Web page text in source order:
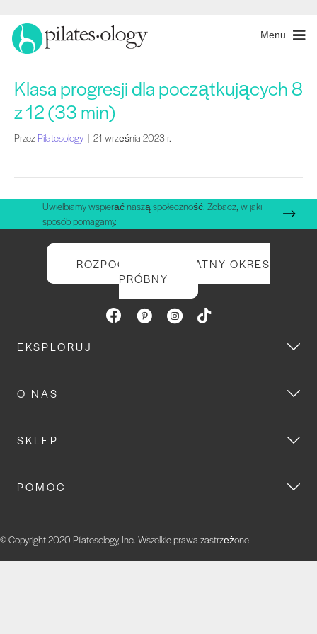
Menu
Klasa progresji dla początkujących 8
z 12 (33 min)
Przez Pilatesology | 21 września 2023 r.
Uwielbiamy wspierać naszą społeczność. Zobacz, w jaki
sposób pomagamy.
ROZPOCZNIJ BEZPŁATNY OKRES
PRÓBNY
EKSPLORUJ
O NAS
SKLEP
POMOC
© Copyright 2020 Pilatesology, Inc. Wszelkie prawa zastrzeżone